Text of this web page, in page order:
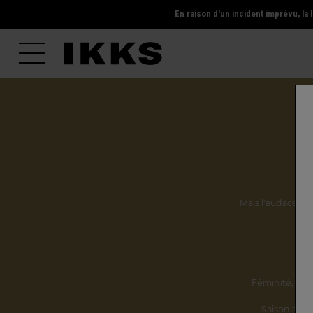
En raison d'un incident imprévu,
Mais l'audace, la
Féminité,
Saison